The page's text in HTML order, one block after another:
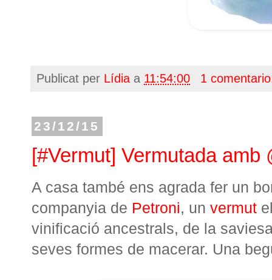
Publicat per Lídia a 11:54:00 1
23/12/15
[#Vermut] Vermutada amb
A casa també ens agrada fer un
companyia de Petroni, un vermut
vinificació ancestrals, de la
seves formes de macerar. Una